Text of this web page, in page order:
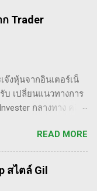
Trader
จ๊งหุ้นจากอินเตอร์เน็
เปลี่ยนแนวทางการ
กลางทาง คลิป
ยนใจอยากเป็น
เข้าใจ Trader คือ
ซื้อแล้วขายในระยะ
ทรดเดอร์คือ การ
READ MORE
สไตล์ Gil